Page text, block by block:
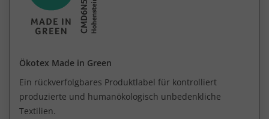
Ökotex Made in Green
Ein rückverfolgbares Produktlabel für kontrolliert
produzierte und humanökologisch unbedenkliche
Textilien.